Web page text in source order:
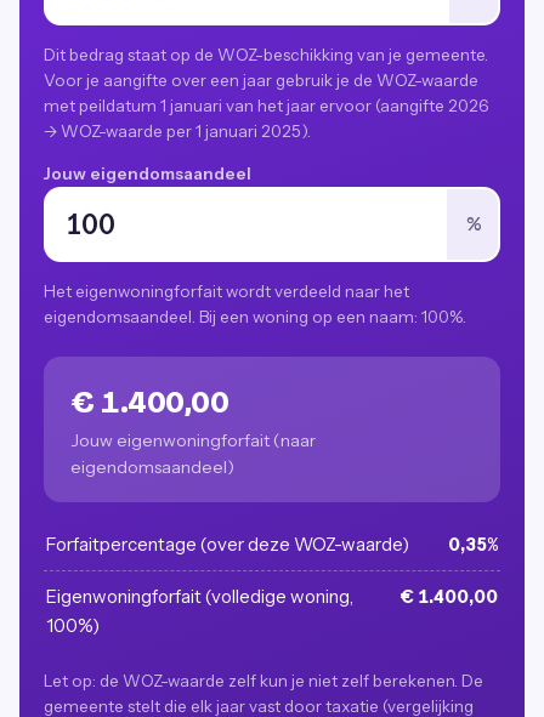
Dit bedrag staat op de WOZ-beschikking van je gemeente.
Voor je aangifte over een jaar gebruik je de WOZ-waarde
met peildatum 1 januari van het jaar ervoor (aangifte 2026
-> WOZ-waarde per 1 januari 2025).
Jouw eigendomsaandeel
%
Het eigenwoningforfait wordt verdeeld naar het
eigendomsaandeel. Bij een woning op een naam: 100%.
€ 1.400,00
Jouw eigenwoningforfait (naar
eigendomsaandeel)
Forfaitpercentage (over deze WOZ-waarde) 0,35%
Eigenwoningforfait (volledige woning,
100%)
€ 1.400,00
Let op: de WOZ-waarde zelf kun je niet zelf berekenen. De
gemeente stelt die elk jaar vast door taxatie (vergelijking